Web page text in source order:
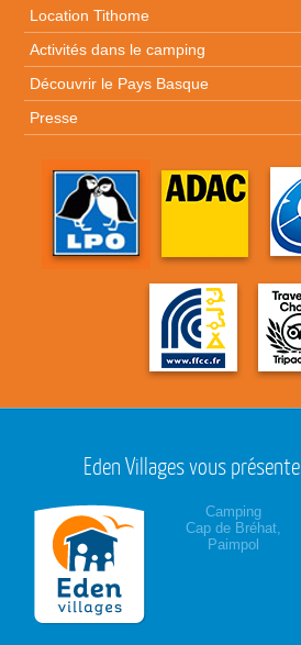
Location Tithome
Activités dans le camping
Découvrir le Pays Basque
Presse
Eden Villages vous présente
Camping
Cap de Bréhat,
Paimpol